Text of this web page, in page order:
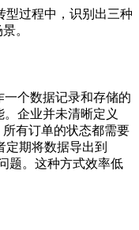
型过程中，识别出三种
。
一个数据记录和存储的
企业并未清晰定义
所有订单的状态都需要
期将数据导出到
题。这种方式效率低